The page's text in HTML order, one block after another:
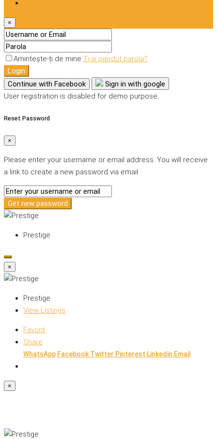
×
Amintește-ți de mine Ti-ai pierdut parola?
Login
Continue with Facebook
Sign in with google
User registration is disabled for demo purpose.
Reset Password
×
Please enter your username or email address. You will receive
a link to create a new password via email.
Get new password
Prestige
×
Prestige
View Listings
Favorit
Share
WhatsApp Facebook Twitter Pinterest Linkedin Email
×